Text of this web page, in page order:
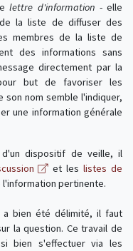
lettre d'information - elle
la liste de diffuser des
membres de la liste de
des informations sans
directement par la
but de favoriser les
son nom semble l'indiquer,
une information générale
dispositif de veille, il
et leslistes de
pertinente.
a bien été délimité, il faut
la question. Ce travail de
bien s'effectuer via les